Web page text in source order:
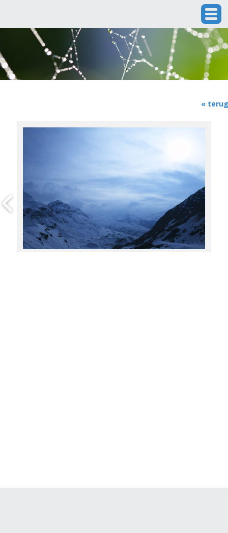
« terug